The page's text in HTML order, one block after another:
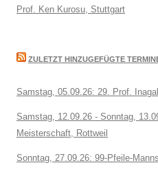
Prof. Ken Kurosu, Stuttgart
ZULETZT HINZUGEFÜGTE
Samstag, 05.09.26: 29. Prof.
Samstag, 12.09.26 - Sonntag,
Meisterschaft, Rottweil
Sonntag, 27.09.26: 99-Pfeile-